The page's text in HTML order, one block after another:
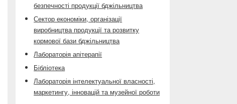
безпечності продукції бджільництва
Сектор економіки, організації
виробництва продукції та розвитку
кормової бази бджільництва
Лабораторія апітерапії
Бібліотека
Лабораторія інтелектуальної власності,
маркетингу, інновацій та музейної роботи